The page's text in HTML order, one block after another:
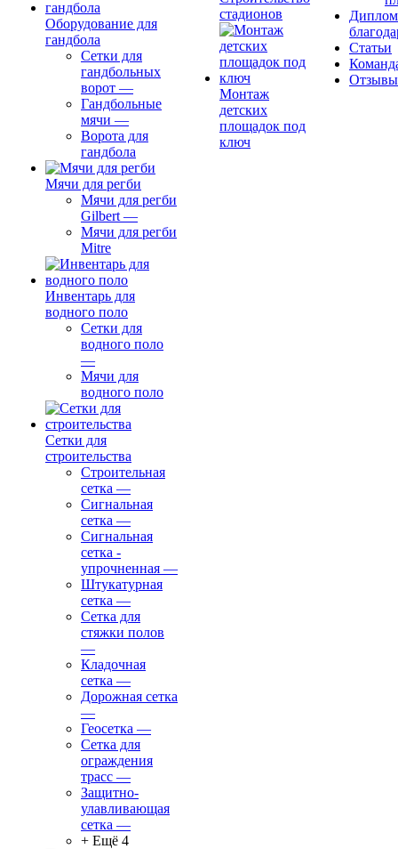
Оборудование для
гандбола
Сетки для
гандбольных
ворот —
Гандбольные
мячи —
Ворота для
гандбола
Мячи для регби
Мячи для регби
Gilbert —
Мячи для регби
Mitre
Инвентарь для
водного поло
Сетки для
водного поло
—
Мячи для
водного поло
Сетки для
строительства
Строительная
сетка —
Сигнальная
сетка —
Сигнальная
сетка -
упрочненная —
Штукатурная
сетка —
Сетка для
стяжки полов
—
Кладочная
сетка —
Дорожная сетка
—
Геосетка —
Сетка для
ограждения
трасс —
Защитно-
улавливающая
сетка —
+ Ещё 4
стадионов
Монтаж
детских
площадок под
ключ
Статьи
Отзывы